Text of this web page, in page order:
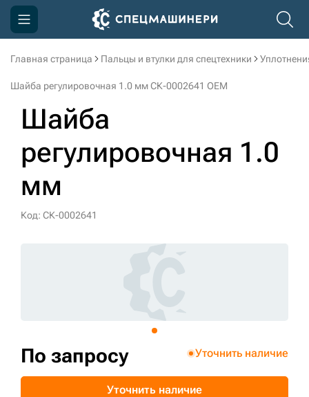
Главная страница Пальцы и втулки для спецтехники
Шайба регулировочная 1.0 мм СК-0002641 OEM
Шайба
регулировочная 1.0
мм
Код: СК-0002641
По запросу Уточнить наличие
Уточнить наличие
Компания
Доставка и оплата
Информация
Контакты
3D тур по производству